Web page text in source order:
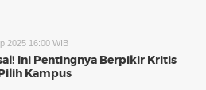
2025 16:00 WIB
Ini Pentingnya Berpikir Kritis
Kampus